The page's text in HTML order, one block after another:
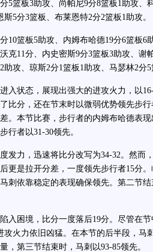
5篮板3助攻、尚帕尼9分8篮板1助攻、
5分3篮板、布莱恩特2分2篮板1助攻。
篮板5助攻、内姆布哈德19分6篮板6
克11分、内史密斯9分3篮板3助攻、谢
助攻、琼斯2分1篮板1助攻、马瑟林2分
状态，展现出强大的进攻火力，以
比分，还在节末时以微弱优势领先步
。本节比赛，步行者的内姆布哈德表
行者以31-30领先。
力，迅速将比分改写为34-32。然而
更是拉开分差，一度领先步行者15分
刺依靠稳定的表现确保领先。第二节
困境，比分一度落后19分。尽管在节
攻火力依旧凶猛。在本节的后半段，马
，第三节结束时，马刺以93-85领先。